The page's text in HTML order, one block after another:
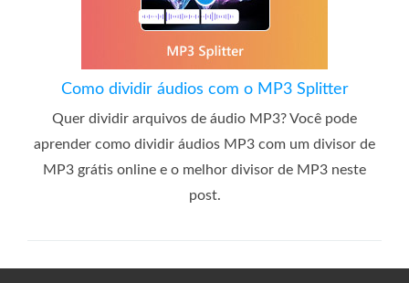
Como dividir áudios com o MP3 Splitter
Quer dividir arquivos de áudio MP3? Você pode
aprender como dividir áudios MP3 com um divisor de
MP3 grátis online e o melhor divisor de MP3 neste
post.